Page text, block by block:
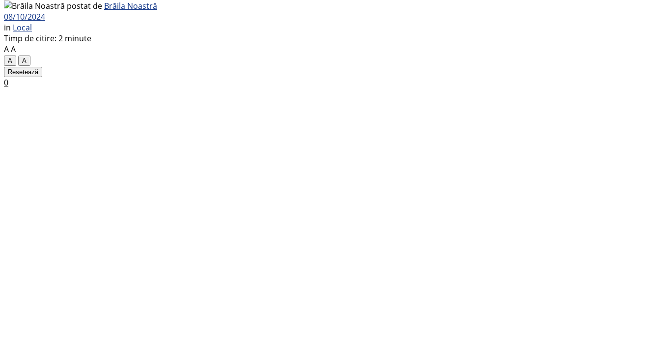
postat de Brăila Noastră
08/10/2024
in Local
Timp de citire: 2 minute
AA
A
A
Resetează
0